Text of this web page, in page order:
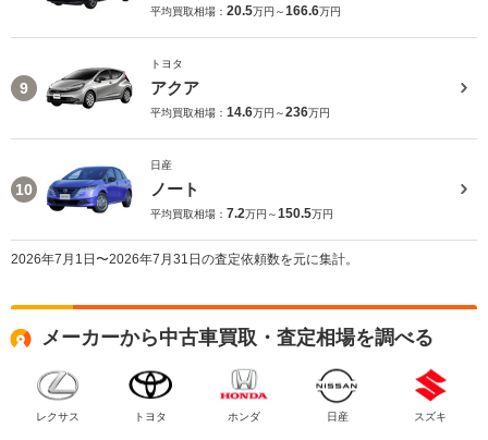
平均買取相場： 20.5万円～166.6万円
9
トヨタ
アクア
平均買取相場： 14.6万円～236万円
10
日産
ノート
平均買取相場： 7.2万円～150.5万円
2026年7月1日〜2026年7月31日の査定依頼数を元に集計。
メーカーから中古車買取・査定相場を調べる
レクサス トヨタ ホンダ 日産 スズキ